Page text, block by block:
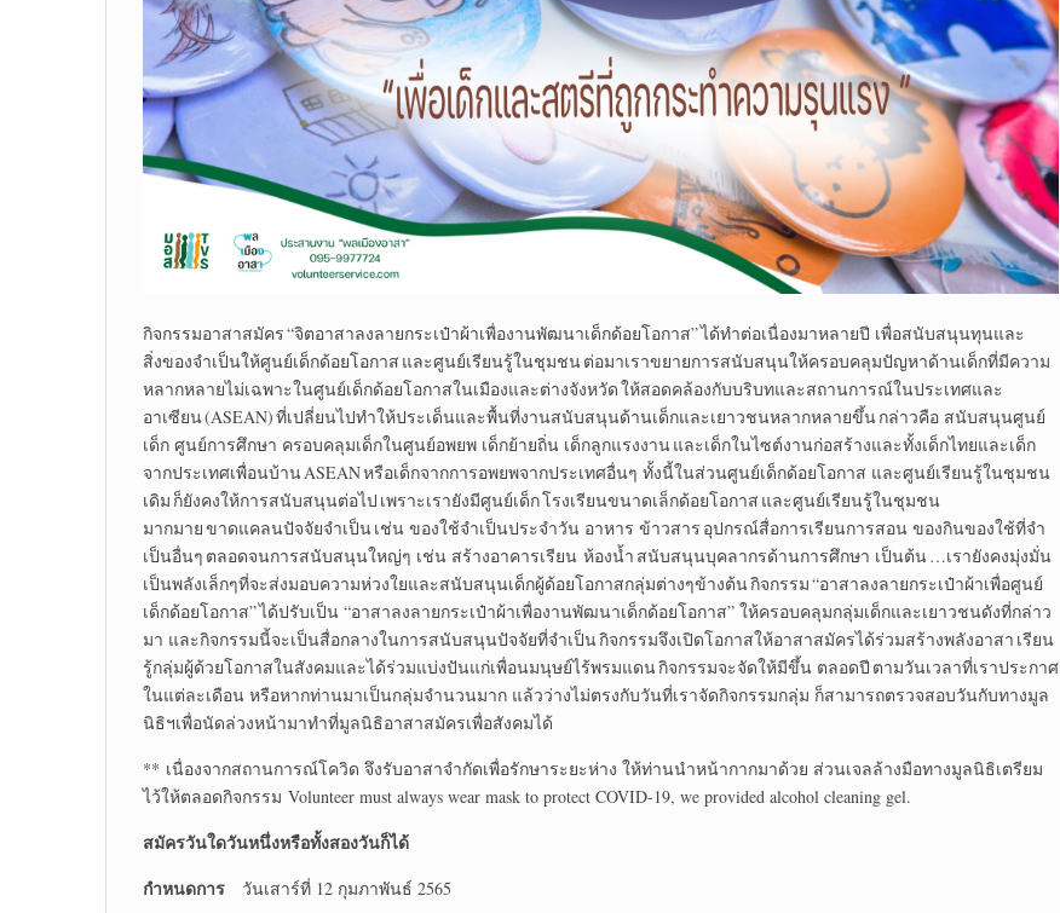
กิจกรรมอาสาสมัคร “จิตอาสาลงลายกระเป๋าผ้าเพื่องานพัฒนาเด็กด้อยโอกาส” ได้ทำต่อเนื่องมาหลายปี เพื่อสนับสนุนทุนและ
สิ่งของจำเป็นให้ศูนย์เด็กด้อยโอกาส และศูนย์เรียนรู้ในชุมชน ต่อมาเราขยายการสนับสนุนให้ครอบคลุมปัญหาด้านเด็กที่มีความ
หลากหลายไม่เฉพาะในศูนย์เด็กด้อยโอกาสในเมืองและต่างจังหวัด ให้สอดคล้องกับบริบทและสถานการณ์ในประเทศและ
อาเซียน (ASEAN) ที่เปลี่ยนไปทำให้ประเด็นและพื้นที่งานสนับสนุนด้านเด็กและเยาวชนหลากหลายขึ้น กล่าวคือ สนับสนุนศูนย์
เด็ก ศูนย์การศึกษา ครอบคลุมเด็กในศูนย์อพยพ เด็กย้ายถิ่น เด็กลูกแรงงาน และเด็กในไซต์งานก่อสร้างและทั้งเด็กไทยและเด็ก
จากประเทศเพื่อนบ้าน ASEAN หรือเด็กจากการอพยพจากประเทศอื่นๆ ทั้งนี้ในส่วนศูนย์เด็กด้อยโอกาส และศูนย์เรียนรู้ในชุมชน
เดิม ก็ยังคงให้การสนับสนุนต่อไป เพราะเรายังมีศูนย์เด็ก โรงเรียนขนาดเล็กด้อยโอกาส และศูนย์เรียนรู้ในชุมชน
มากมาย ขาดแคลนปัจจัยจำเป็น เช่น ของใช้จำเป็นประจำวัน อาหาร ข้าวสาร อุปกรณ์สื่อการเรียนการสอน ของกินของใช้ที่จำ
เป็นอื่นๆ ตลอดจนการสนับสนุนใหญ่ๆ เช่น สร้างอาคารเรียน ห้องน้ำ สนับสนุนบุคลากรด้านการศึกษา เป็นต้น …เรายังคงมุ่งมั่น
เป็นพลังเล็กๆที่จะส่งมอบความห่วงใยและสนับสนุนเด็กผู้ด้อยโอกาสกลุ่มต่างๆข้างต้น กิจกรรม “อาสาลงลายกระเป๋าผ้าเพื่อศูนย์
เด็กด้อยโอกาส” ได้ปรับเป็น “อาสาลงลายกระเป๋าผ้าเพื่องานพัฒนาเด็กด้อยโอกาส” ให้ครอบคลุมกลุ่มเด็กและเยาวชนดังที่กล่าว
มา และกิจกรรมนี้จะเป็นสื่อกลางในการสนับสนุนปัจจัยที่จำเป็น กิจกรรมจึงเปิดโอกาสให้อาสาสมัครได้ร่วมสร้างพลังอาสา เรียน
รู้กลุ่มผู้ด้วยโอกาสในสังคมและได้ร่วมแบ่งปันแก่เพื่อนมนุษย์ไร้พรมแดน กิจกรรมจะจัดให้มีขึ้น ตลอดปี ตามวันเวลาที่เราประกาศ
ในแต่ละเดือน หรือหากท่านมาเป็นกลุ่มจำนวนมาก แล้วว่างไม่ตรงกับวันที่เราจัดกิจกรรมกลุ่ม ก็สามารถตรวจสอบวันกับทางมูล
นิธิฯเพื่อนัดล่วงหน้ามาทำที่มูลนิธิอาสาสมัครเพื่อสังคมได้
** เนื่องจากสถานการณ์โควิด จึงรับอาสาจำกัดเพื่อรักษาระยะห่าง ให้ท่านนำหน้ากากมาด้วย ส่วนเจลล้างมือทางมูลนิธิเตรียม
ไว้ให้ตลอดกิจกรรม Volunteer must always wear mask to protect COVID-19, we provided alcohol cleaning gel.
สมัครวันใดวันหนึ่งหรือทั้งสองวันก็ได้
กำหนดการ วันเสาร์ที่ 12 กุมภาพันธ์ 2565